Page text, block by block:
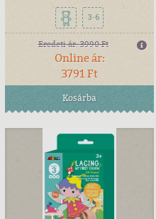
3-6
Eredeti ár:3990 Ft
Online ár:
3791 Ft
Kosárba